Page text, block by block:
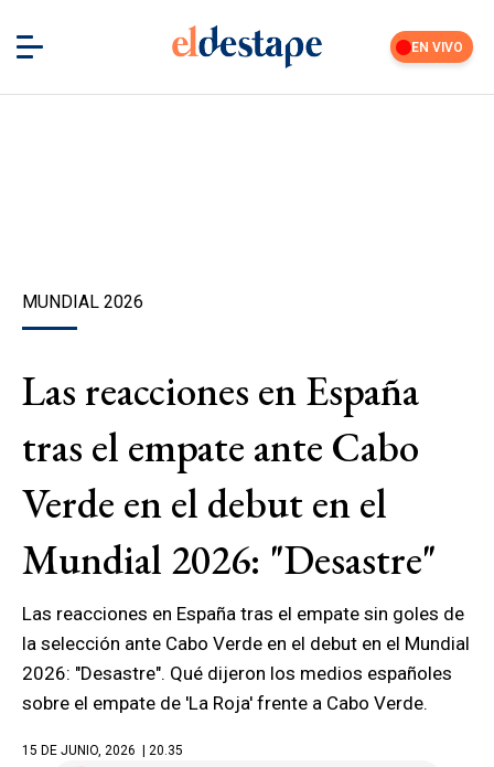
EN VIVO
MUNDIAL 2026
Las reacciones en España
tras el empate ante Cabo
Verde en el debut en el
Mundial 2026: "Desastre"
Las reacciones en España tras el empate sin goles de
la selección ante Cabo Verde en el debut en el Mundial
2026: "Desastre". Qué dijeron los medios españoles
sobre el empate de 'La Roja' frente a Cabo Verde.
15 DE JUNIO, 2026 | 20.35